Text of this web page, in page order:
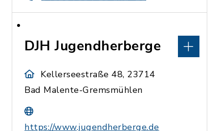
DJH Jugendherberge
Kellerseestraße 48, 23714
Bad Malente-Gremsmühlen
https://www.jugendherberge.de